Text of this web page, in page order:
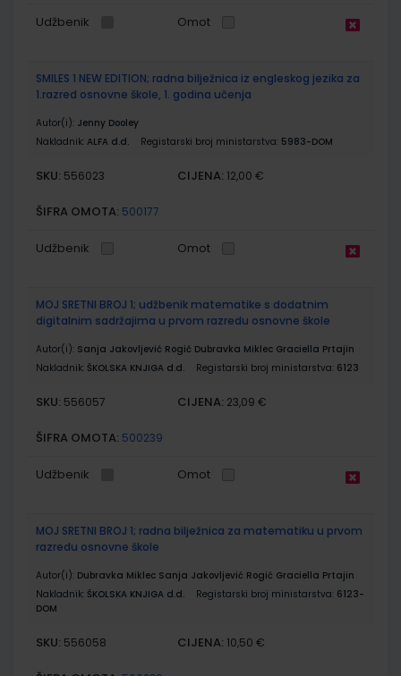
Udžbenik Omot
SMILES 1 NEW EDITION; radna bilježnica iz engleskog jezika za
1.razred osnovne škole, 1. godina učenja
Autor(i): Jenny Dooley
Nakladnik: ALFA d.d. Registarski broj ministarstva: 5983-DOM
SKU: 556023 CIJENA: 12,00 €
ŠIFRA OMOTA: 500177
Udžbenik Omot
MOJ SRETNI BROJ 1; udžbenik matematike s dodatnim
digitalnim sadržajima u prvom razredu osnovne škole
Autor(i): Sanja Jakovljević Rogić Dubravka Miklec Graciella Prtajin
Nakladnik: ŠKOLSKA KNJIGA d.d. Registarski broj ministarstva: 6123
SKU: 556057 CIJENA: 23,09 €
ŠIFRA OMOTA: 500239
Udžbenik Omot
MOJ SRETNI BROJ 1; radna bilježnica za matematiku u prvom
razredu osnovne škole
Autor(i): Dubravka Miklec Sanja Jakovljević Rogić Graciella Prtajin
Nakladnik: ŠKOLSKA KNJIGA d.d. Registarski broj ministarstva: 6123-
DOM
SKU: 556058 CIJENA: 10,50 €